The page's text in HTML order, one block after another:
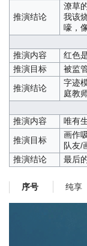
推演结论
潦草
我该
嚎，
推演内容
红色
推演目标
被监
推演结论
字迹
庭教
推演内容
唯有
推演目标
画作
队友/
推演结论
最后
序号 纯享